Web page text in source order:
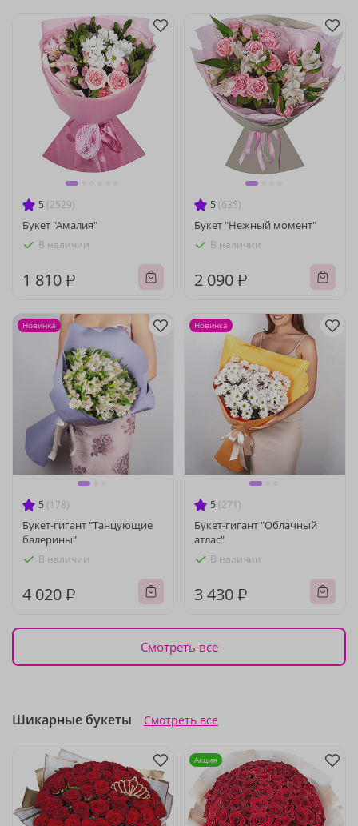
5 (2529)
Букет "Амалия"
В наличии
1 810 ₽
5 (635)
Букет "Нежный момент"
В наличии
2 090 ₽
5 (178)
Букет-гигант "Танцующие
балерины"
В наличии
4 020 ₽
Новинка
5 (271)
Букет-гигант "Облачный
атлас"
В наличии
3 430 ₽
Новинка
Смотреть все
Шикарные букеты Смотреть все
Акция